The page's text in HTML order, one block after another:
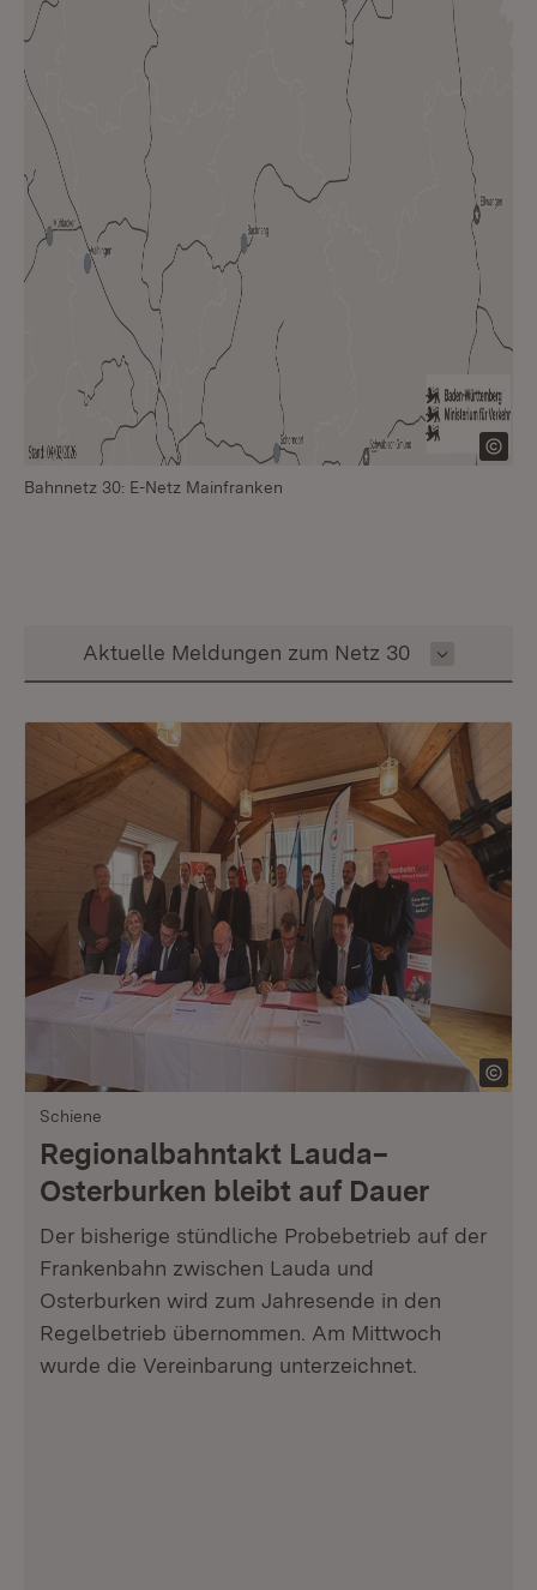
Bahnnetz 30: E-Netz Mainfranken
Inhalt auswählen
Aktuelle Meldungen zum Netz 30
Schiene
Regionalbahntakt Lauda–
Osterburken bleibt auf Dauer
Der bisherige stündliche Probebetrieb auf der
Frankenbahn zwischen Lauda und
Osterburken wird zum Jahresende in den
Regelbetrieb übernommen. Am Mittwoch
wurde die Vereinbarung unterzeichnet.